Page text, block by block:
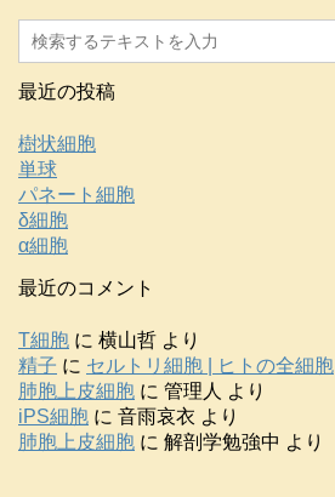
最近の投稿
樹状細胞
単球
パネート細胞
δ細胞
α細胞
最近のコメント
T細胞 に 横山哲 より
精子 に セルトリ細胞 | ヒトの全細胞
肺胞上皮細胞 に 管理人 より
iPS細胞 に 音雨哀衣 より
肺胞上皮細胞 に 解剖学勉強中 より